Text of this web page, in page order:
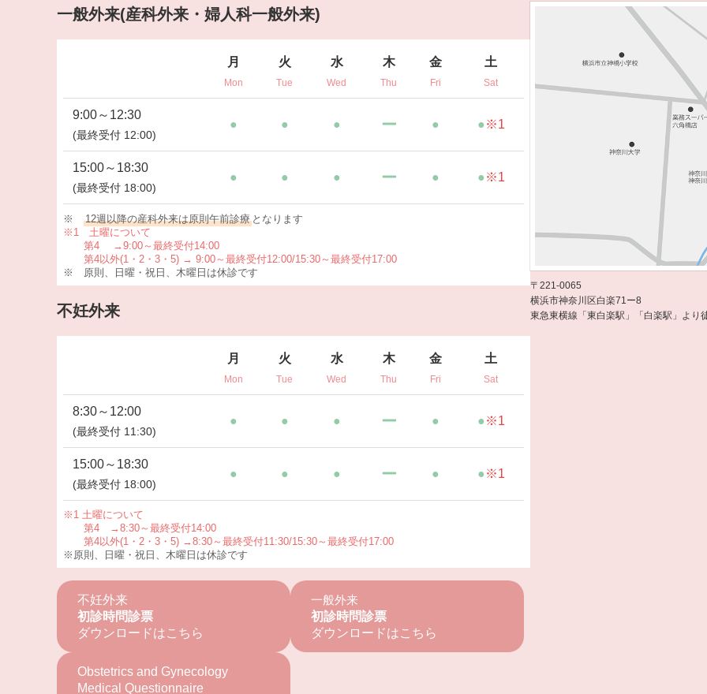
一般外来(産科外来・婦人科一般外来)
月
Mon
火
Tue
水
Wed
木
Thu
金
Fri
土
Sat
9:00～12:30
(最終受付 12:00)
● ● ● ー ● ●※1
15:00～18:30
(最終受付 18:00)
● ● ● ー ● ●※1
※ 12週以降の産科外来は原則午前診療 となります
※1 土曜について
第4 →9:00～最終受付14:00
第4以外(1・2・3・5) → 9:00～最終受付12:00/15:30～最終受付17:00
※ 原則、日曜・祝日、木曜日は休診です
不妊外来
月
Mon
火
Tue
水
Wed
木
Thu
金
Fri
土
Sat
8:30～12:00
(最終受付 11:30)
● ● ● ー ● ●※1
15:00～18:30
(最終受付 18:00)
● ● ● ー ● ●※1
※1 土曜について
第4 →8:30～最終受付14:00
第4以外(1・2・3・5) →8:30～最終受付11:30/15:30～最終受付17:00
※原則、日曜・祝日、木曜日は休診です
不妊外来
初診時問診票
ダウンロードはこちら
一般外来
初診時問診票
ダウンロードはこちら
Obstetrics and Gynecology
Medical Questionnaire
〒221-0065
横浜市神奈川区白楽71ー8
東急東横線「東白楽駅」「白楽駅」より